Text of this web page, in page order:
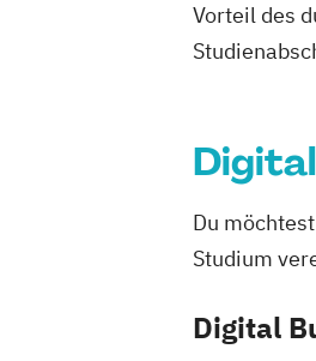
Vorteil des
Du
Studium
Digital